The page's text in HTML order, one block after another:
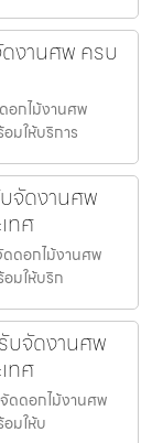
งานศพ ครบ
อกไม้งานศพ
มให้บริการ
จัดงานศพ
ทศ
ดดอกไม้งานศพ
มให้บริก
บจัดงานศพ
ทศ
ดดอกไม้งานศพ
มให้บ